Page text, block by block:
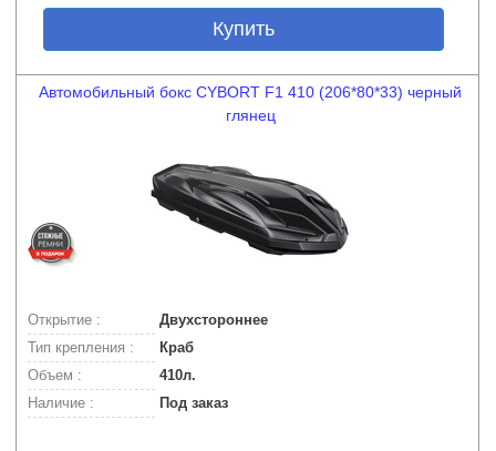
Купить
Автомобильный бокс CYBORT F1 410 (206*80*33) черный
глянец
Открытие :
Двухстороннее
Тип крепления :
Краб
Объем :
410л.
Наличие :
Под заказ